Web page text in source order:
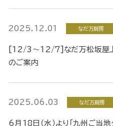
2025.12.01 なだ万厨房
[12/3～12/7]なだ万松坂屋
のご案内
2025.06.03 なだ万厨房
6月18日（水）より「九州ご当地